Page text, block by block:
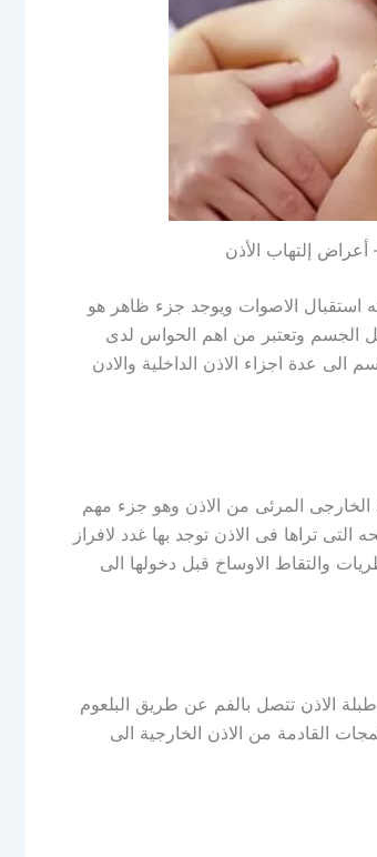
أعراض إلتهاب الأذن
استقبال الاصوات ويوجد جزء ظاهر هو
الجسم وتعتبر من اهم الحواس لدى
الى عدة اجزاء الاذن الداخلية والادن
المرئى من الاذن وهو جزء مهم
تراها فى الاذن توجد بها غدد لافراز
والتقاط الاوساخ قبل دخولها الى
الاذن تتصل بالفم عن طريق البلعوم
القادمة من الاذن الخارجية الى